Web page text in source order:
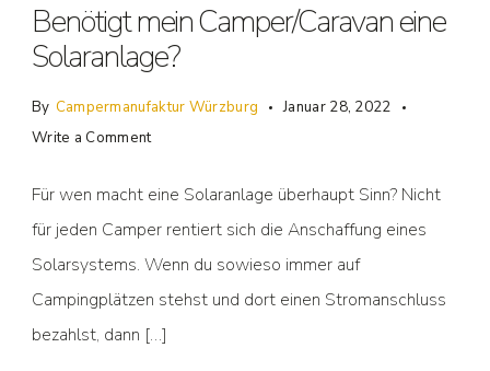
Benötigt mein Camper/Caravan eine
Solaranlage?
By Campermanufaktur Würzburg
Januar 28, 2022
Write a Comment
Für wen macht eine Solaranlage überhaupt Sinn? Nicht
für jeden Camper rentiert sich die Anschaffung eines
Solarsystems. Wenn du sowieso immer auf
Campingplätzen stehst und dort einen Stromanschluss
bezahlst, dann […]